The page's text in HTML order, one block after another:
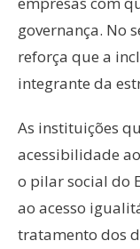
governança. No
reforça que a
integrante da
As instituições
acessibilidade
o pilar social do
ao acesso
tratamento dos